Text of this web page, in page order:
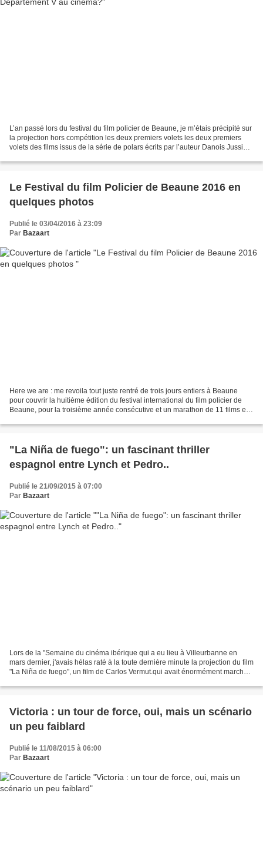
L’an passé lors du festival du film policier de Beaune, je m’étais précipité sur
la projection hors compétition les deux premiers volets les deux premiers
volets des films issus de la série de polars écrits par l’auteur Danois Jussi
Le Festival du film Policier de Beaune 2016 en
quelques photos
Publié le 03/04/2016 à 23:09
Par Bazaart
Here we are : me revoila tout juste rentré de trois jours entiers à Beaune
pour couvrir la huitième édition du festival international du film policier de
Beaune, pour la troisième année consécutive et un marathon de 11 films en
"La Niña de fuego": un fascinant thriller
espagnol entre Lynch et Pedro..
Publié le 21/09/2015 à 07:00
Par Bazaart
Lors de la "Semaine du cinéma ibérique qui a eu lieu à Villeurbanne en
mars dernier, j'avais hélas raté à la toute dernière minute la projection du film
"La Niña de fuego", un film de Carlos Vermut.qui avait énormément marché
Victoria : un tour de force, oui, mais un scénario
un peu faiblard
Publié le 11/08/2015 à 06:00
Par Bazaart